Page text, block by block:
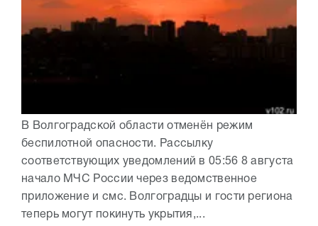
В Волгоградской области отменён режим
беспилотной опасности. Рассылку
соответствующих уведомлений в 05:56 8 августа
начало МЧС России через ведомственное
приложение и смс. Волгоградцы и гости региона
теперь могут покинуть укрытия,...